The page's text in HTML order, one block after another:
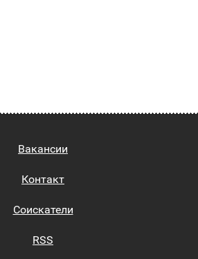
Вакансии
Контакт
Соискатели
RSS